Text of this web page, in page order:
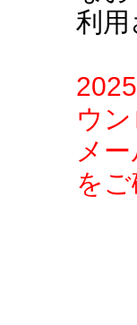
利
ウ
メ
を